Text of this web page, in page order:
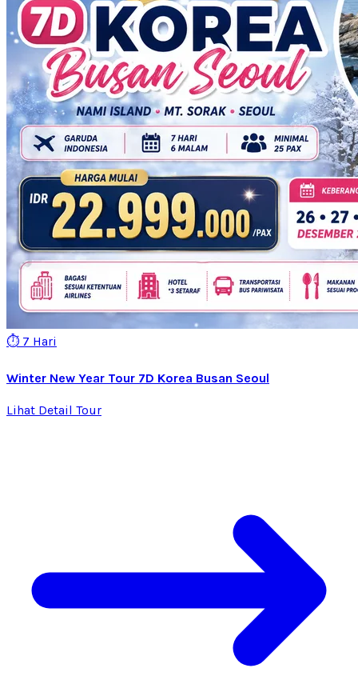
⏱️ 7 Hari
Winter New Year Tour 7D Korea Busan Seoul
Lihat Detail Tour